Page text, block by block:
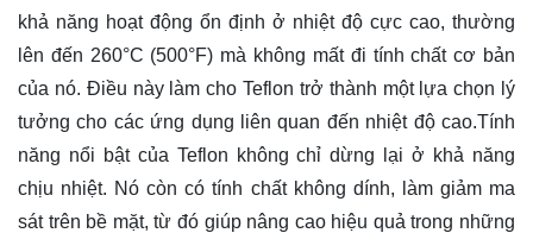
khả năng hoạt động ổn định ở nhiệt độ cực cao, thường
lên đến 260°C (500°F) mà không mất đi tính chất cơ bản
của nó. Điều này làm cho Teflon trở thành một lựa chọn lý
tưởng cho các ứng dụng liên quan đến nhiệt độ cao.Tính
năng nổi bật của Teflon không chỉ dừng lại ở khả năng
chịu nhiệt. Nó còn có tính chất không dính, làm giảm ma
sát trên bề mặt, từ đó giúp nâng cao hiệu quả trong những